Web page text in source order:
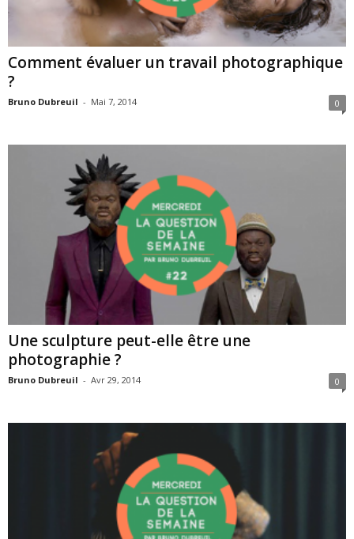
Comment évaluer un travail photographique
?
Bruno Dubreuil - Mai 7, 2014 0
Une sculpture peut-elle être une
photographie ?
Bruno Dubreuil - Avr 29, 2014 0